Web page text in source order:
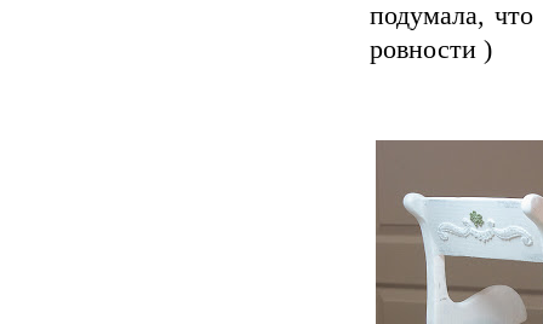
подумала,
ровности )